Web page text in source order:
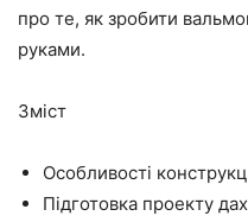
про те, як зробити
руками.
Зміст
Особливості
Підготовка проекту